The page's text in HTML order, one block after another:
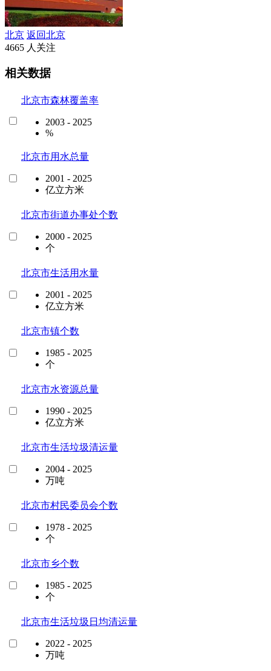
北京 返回北京
4665 人关注
相关数据
北京市森林覆盖率
2003 - 2025
%
北京市用水总量
2001 - 2025
亿立方米
北京市街道办事处个数
2000 - 2025
个
北京市生活用水量
2001 - 2025
亿立方米
北京市镇个数
1985 - 2025
个
北京市水资源总量
1990 - 2025
亿立方米
北京市生活垃圾清运量
2004 - 2025
万吨
北京市村民委员会个数
1978 - 2025
个
北京市乡个数
1985 - 2025
个
北京市生活垃圾日均清运量
2022 - 2025
万吨